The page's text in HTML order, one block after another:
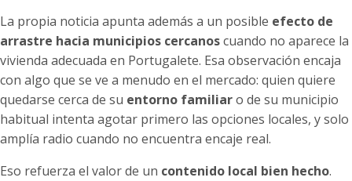
La propia noticia apunta además a un posible efecto de
arrastre hacia municipios cercanoscuando no aparece la
vivienda adecuada en Portugalete. Esa observación encaja
con algo que se ve a menudo en el mercado: quien quiere
quedarse cerca de su entorno familiaro de su municipio
habitual intenta agotar primero las opciones locales, y solo
amplía radio cuando no encuentra encaje real.
Eso refuerza el valor de un contenido local bien hecho.